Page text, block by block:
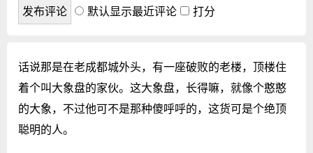
默认显示最近评论 打分
话说那是在老成都城外头，有一座破败的老楼，顶楼住
着个叫大象盘的家伙。这大象盘，长得嘛，就像个憨憨
的大象，不过他可不是那种傻呼呼的，这货可是个绝顶
聪明的人。